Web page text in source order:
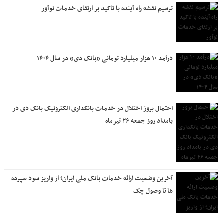
ترسیم نقشه راه آینده با تاکید بر ارتقای خدمات نوآور
درآمد ۱۰ هزار میلیارد تومانی «بانک دی» در سال ۱۴۰۴
احتمال بروز اختلال در خدمات بانکداری الکترونیک بانک دی در
بامداد روز جمعه ۲۶ تیرماه
آخرین وضعیت ارائه خدمات بانک ملی ایران؛ از واریز سود سپرده
ها تا وصول چک